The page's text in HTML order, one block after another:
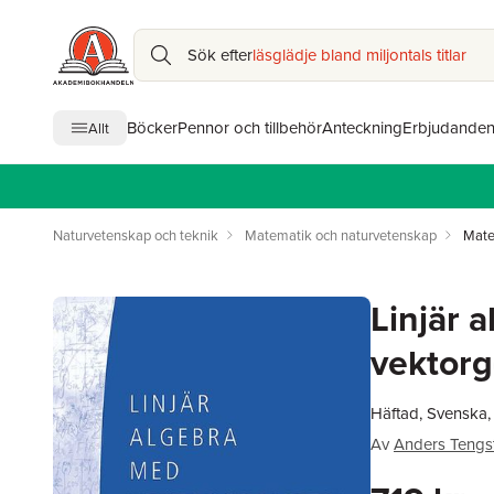
Sök efterläsglädje bland miljontals titlar
Allt BöckerPennor och tillbehörAnteckningErbjudanden
Naturvetenskap och teknik Matematik och naturvetenskap
Linjär
Häftad,
AvAnders